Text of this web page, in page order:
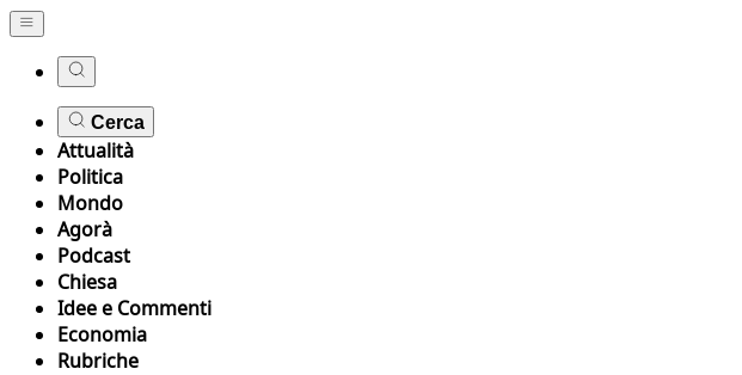
Cerca
Attualità
Politica
Mondo
Agorà
Podcast
Chiesa
Idee e Commenti
Economia
Rubriche